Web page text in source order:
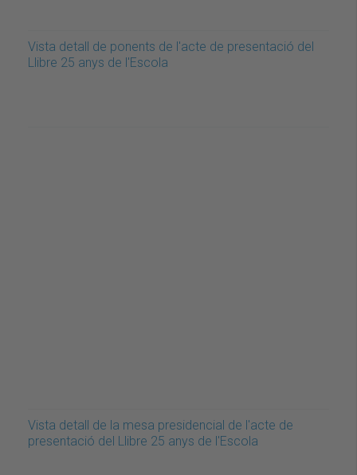
Vista detall de ponents de l'acte de presentació del
Llibre 25 anys de l'Escola
Vista detall de la mesa presidencial de l'acte de
presentació del Llibre 25 anys de l'Escola